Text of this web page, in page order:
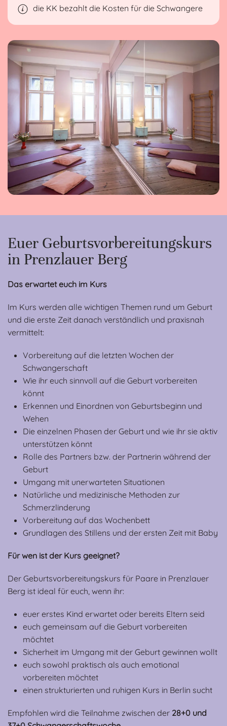
die KK bezahlt die Kosten für die Schwangere
Euer Geburtsvorbereitungskurs
in Prenzlauer Berg
Das erwartet euch im Kurs
Im Kurs werden alle wichtigen Themen rund um Geburt
und die erste Zeit danach verständlich und praxisnah
vermittelt:
Vorbereitung auf die letzten Wochen der
Schwangerschaft
Wie ihr euch sinnvoll auf die Geburt vorbereiten
könnt
Erkennen und Einordnen von Geburtsbeginn und
Wehen
Die einzelnen Phasen der Geburt und wie ihr sie aktiv
unterstützen könnt
Rolle des Partners bzw. der Partnerin während der
Geburt
Umgang mit unerwarteten Situationen
Natürliche und medizinische Methoden zur
Schmerzlinderung
Vorbereitung auf das Wochenbett
Grundlagen des Stillens und der ersten Zeit mit Baby
Für wen ist der Kurs geeignet?
Der Geburtsvorbereitungskurs für Paare in Prenzlauer
Berg ist ideal für euch, wenn ihr:
euer erstes Kind erwartet oder bereits Eltern seid
euch gemeinsam auf die Geburt vorbereiten
möchtet
Sicherheit im Umgang mit der Geburt gewinnen wollt
euch sowohl praktisch als auch emotional
vorbereiten möchtet
einen strukturierten und ruhigen Kurs in Berlin sucht
Empfohlen wird die Teilnahme zwischen der 28+0 und